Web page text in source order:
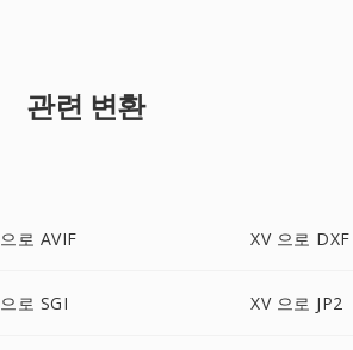
관련 변환
로 AVIF XV 으로 DXF
로 SGI XV 으로 JP2